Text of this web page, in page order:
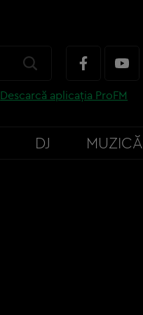
Descarcă aplicația ProFM
DJ MUZICĂ